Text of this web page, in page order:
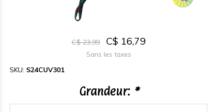
C$ 23,99 C$ 16,79
Sans les taxes
SKU: S24CUV301
Grandeur: *